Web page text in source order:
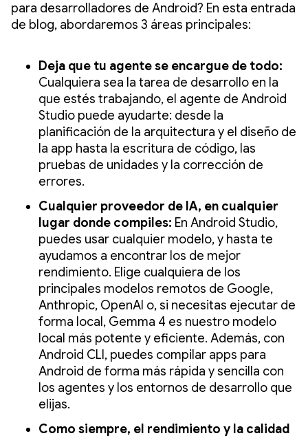
para desarrolladores de Android? En esta entrada
de blog, abordaremos 3 áreas principales:
Deja que tu agente se encargue de todo:
Cualquiera sea la tarea de desarrollo en la
que estés trabajando, el agente de Android
Studio puede ayudarte: desde la
planificación de la arquitectura y el diseño de
la app hasta la escritura de código, las
pruebas de unidades y la corrección de
errores.
Cualquier proveedor de IA, en cualquier
lugar donde compiles: En Android Studio,
puedes usar cualquier modelo, y hasta te
ayudamos a encontrar los de mejor
rendimiento. Elige cualquiera de los
principales modelos remotos de Google,
Anthropic, OpenAI o, si necesitas ejecutar de
forma local, Gemma 4 es nuestro modelo
local más potente y eficiente. Además, con
Android CLI, puedes compilar apps para
Android de forma más rápida y sencilla con
los agentes y los entornos de desarrollo que
elijas.
Como siempre, el rendimiento y la calidad